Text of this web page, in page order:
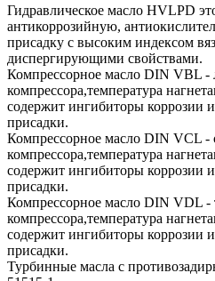
Гидравлическое масло HVLPD
антикоррозийную,
присадку с высоким индексом
диспергирующими свойствами.
Компрессорное масло DIN VBL -
компрессора,температура
содержит ингибиторы коррозии
присадки.
Компрессорное масло DIN VCL -
компрессора,температура
содержит ингибиторы коррозии
присадки.
Компрессорное масло DIN VDL -
компрессора,температура
содержит ингибиторы коррозии
присадки.
Турбинные масла с